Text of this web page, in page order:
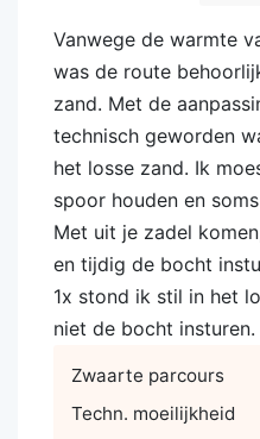
Vanwege de warmte
was de route
zand. Met de
technisch geworden
het losse zand. Ik
spoor houden en
Met uit je zadel
en tijdig de bocht
1x stond ik stil in het
niet de bocht
Zwaarte parcours
Techn. moeilijkheid